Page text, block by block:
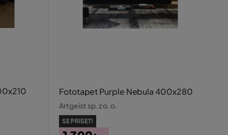
Fototapet Purple Nebula 400x280
Artgeist sp. z o. o.
SE PRISET!